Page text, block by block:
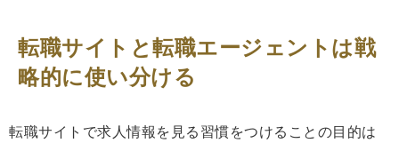
転職サイトと転職エージェントは戦
略的に使い分ける
転職サイトで求人情報を見る習慣をつけることの目的は